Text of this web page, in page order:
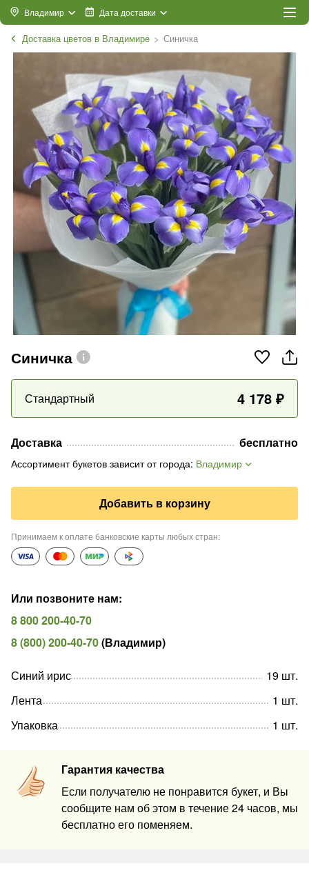
Владимир Дата доставки
Доставка цветов в Владимире Синичка
Синичка
Стандартный 4 178 ₽
Доставка бесплатно
Ассортимент букетов зависит от города: Владимир
Добавить в корзину
Принимаем к оплате банковские карты любых стран:
Или позвоните нам:
8 800 200-40-70
8 (800) 200-40-70(Владимир)
Гарантия качества
Если получателю не понравится букет, и Вы
сообщите нам об этом в течение 24 часов, мы
бесплатно его поменяем.
Синий ирис 19 шт.
Лента
1 шт.
Упаковка
1 шт.